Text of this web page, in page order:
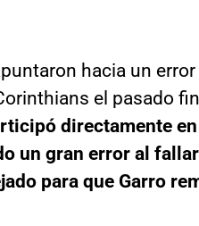
hacia un
el pasado
directamente
un gran error al
para que Garro